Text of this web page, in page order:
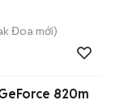
Đoa mới)
820m